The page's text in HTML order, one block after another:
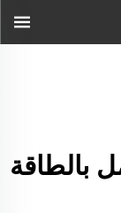
بالطاقة